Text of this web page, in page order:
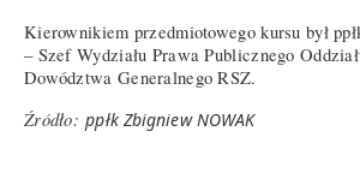
Kierownikiem przedmiotowego kursu był
– Szef Wydziału Prawa Publicznego
Dowództwa Generalnego RSZ.
Źródło:ppłk Zbigniew NOWAK